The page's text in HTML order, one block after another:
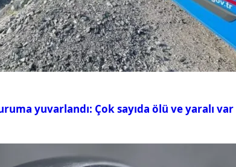
yuvarlandı: Çok sayıda ölü ve yaralı var